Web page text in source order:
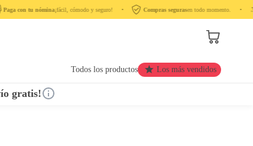
Paga con tu nómina¡fácil, cómodo y seguro! ‎ ‎ ‎ ‎ •‎ ‎ ‎ ‎ Compras segurasen todo momento. ‎ ‎ ‎ ‎ •‎ ‎ ‎ ‎ ‎
Todos los productos Los más vendidos
gratis!